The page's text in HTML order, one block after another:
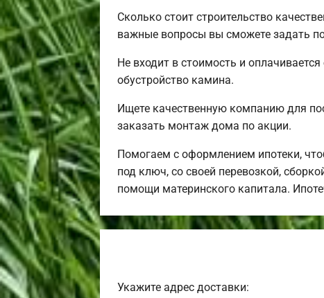
Сколько стоит строительство
важные вопросы вы сможете задать
Не входит в стоимость и
обустройство камина.
Ищете качественную компанию для
заказать монтаж дома по акции.
Помогаем с оформлением ипотеки,
под ключ, со своей перевозкой,
помощи материнского капитала.
Укажите адрес доставки: